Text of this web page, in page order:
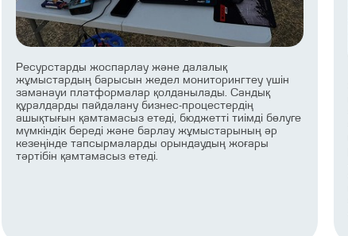
Ресурстарды жоспарлау және далалық
жұмыстардың барысын жедел мониторингтеу үшін
заманауи платформалар қолданылады. Сандық
құралдарды пайдалану бизнес-процестердің
ашықтығын қамтамасыз етеді, бюджетті тиімді бөлуге
мүмкіндік береді және барлау жұмыстарының әр
кезеңінде тапсырмаларды орындаудың жоғары
тәртібін қамтамасыз етеді.